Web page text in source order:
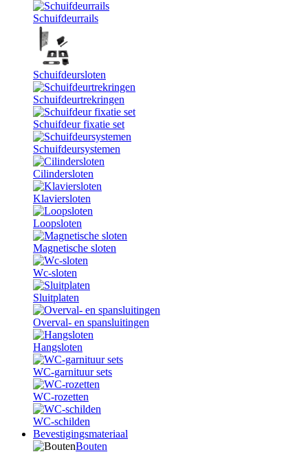
Schuifdeurrails
Schuifdeursloten
Schuifdeurtrekringen
Schuifdeur fixatie set
Schuifdeursystemen
Cilindersloten
Klaviersloten
Loopsloten
Magnetische sloten
Wc-sloten
Sluitplaten
Overval- en spansluitingen
Hangsloten
WC-garnituur sets
WC-rozetten
WC-schilden
Bevestigingsmateriaal
Bouten